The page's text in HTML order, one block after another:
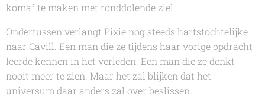
komaf te maken met ronddolende ziel.
Ondertussen verlangt Pixie nog steeds hartstochtelijke
naar Cavill. Een man die ze tijdens haar vorige opdracht
leerde kennen in het verleden. Een man die ze denkt
nooit meer te zien. Maar het zal blijken dat het
universum daar anders zal over beslissen.